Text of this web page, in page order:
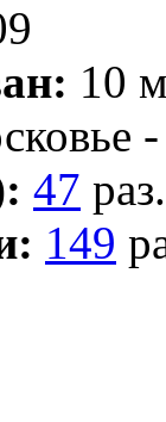
10
47 раз.
149